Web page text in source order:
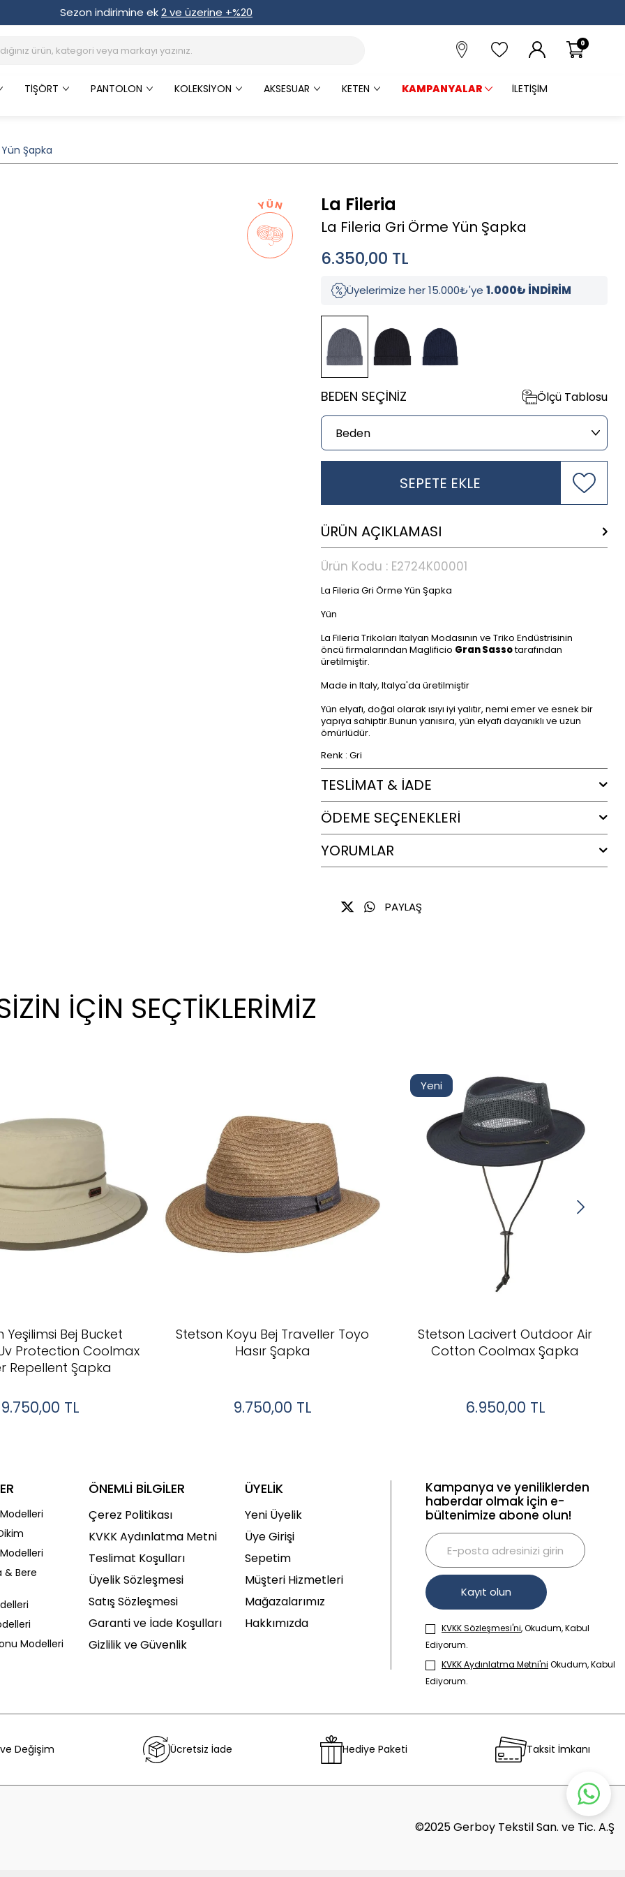
Sezon indirimine ek2 ve üzerine +%20
0
TIŞÖRT PANTOLON KOLEKSIYON AKSESUAR KETEN İLETIŞIM
KAMPANYALAR
Şapka
La Fileria
La Fileria Gri Örme Yün Şapka
6.350,00 TL
Üyelerimize her 15.000₺'ye 1.000₺ İNDİRİM
BEDEN SEÇINIZ Ölçü Tablosu
SEPETE EKLE
ÜRÜN AÇIKLAMASI
Ürün Kodu : E2724K00001
La Fileria Gri Örme Yün Şapka
Yün
La Fileria Trikoları Italyan Modasının ve Triko Endüstrisinin
öncü firmalarından Maglificio Gran Sassotarafından
üretilmiştir.
Made in Italy, Italya'da üretilmiştir
Yün elyafı, doğal olarak ısıyı iyi yalıtır, nemi emer ve esnek bir
yapıya sahiptir.Bunun yanısıra, yün elyafı dayanıklı ve uzun
ömürlüdür.
Renk : Gri
TESLİMAT & İADE
ÖDEME SEÇENEKLERI
YORUMLAR
PAYLAŞ
İÇİN SEÇTİKLERİMİZ
Yeşilimsi Bej Bucket
Protection Coolmax
Repellent Şapka
9.750,00 TL
Stetson Koyu Bej Traveller Toyo
Hasır Şapka
9.750,00 TL
Yeni
Stetson Lacivert Outdoor Air
Cotton Coolmax Şapka
6.950,00 TL
& Bere
Modelleri
ÖNEMLİ BİLGİLER
Çerez Politikası
KVKK Aydınlatma Metni
Teslimat Koşulları
Üyelik Sözleşmesi
Satış Sözleşmesi
Garanti ve İade Koşulları
Gizlilik ve Güvenlik
ÜYELİK
Yeni Üyelik
Üye Girişi
Sepetim
Müşteri Hizmetleri
Mağazalarımız
Hakkımızda
Kampanya ve yeniliklerden
haberdar olmak için e-
bültenimize abone olun!
Kayıt olun
KVKK Sözleşmesi'ni, Okudum, Kabul
Ediyorum.
KVKK Aydınlatma Metni'ni Okudum, Kabul
Ediyorum.
Değişim Ücretsiz İade Hediye Paketi Taksit İmkanı
©2025 Gerboy Tekstil San. ve Tic. A.Ş